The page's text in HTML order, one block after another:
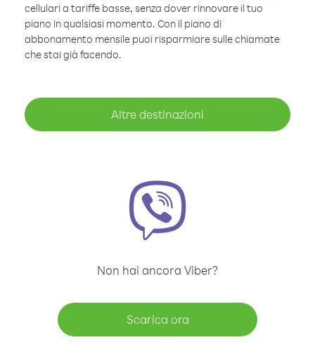
cellulari a tariffe basse, senza dover rinnovare il tuo
piano in qualsiasi momento. Con il piano di
abbonamento mensile puoi risparmiare sulle chiamate
che stai già facendo.
Altre destinazioni
Non hai ancora Viber?
Scarica ora